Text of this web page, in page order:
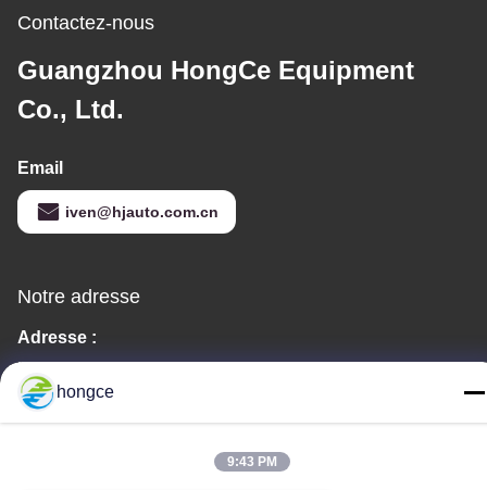
Contactez-nous
Guangzhou HongCe Equipment
Co., Ltd.
Email
iven@hjauto.com.cn
Notre adresse
Adresse :
No. 6-39, ferme Yaogu, village Shibi No. 3, rue Shibi, district de
Panyu, Guangzhou
hongce
9:43 PM